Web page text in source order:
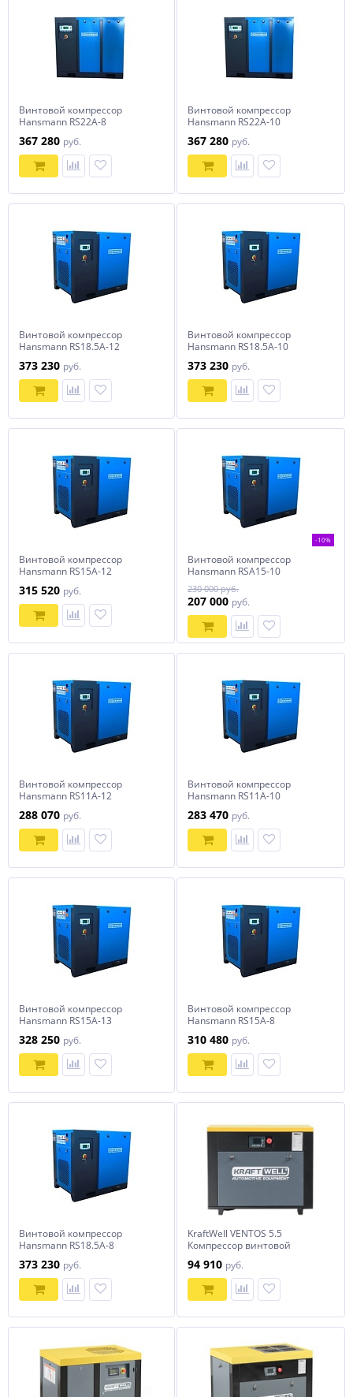
Винтовой компрессор
Hansmann RS22A-8
367 280 руб.
Винтовой компрессор
Hansmann RS22A-10
367 280 руб.
Винтовой компрессор
Hansmann RS18.5A-12
373 230 руб.
Винтовой компрессор
Hansmann RS18.5A-10
373 230 руб.
Винтовой компрессор
Hansmann RS15A-12
315 520 руб.
-10%
Винтовой компрессор
Hansmann RSA15-10
230 000 руб.
207 000 руб.
Винтовой компрессор
Hansmann RS11A-12
288 070 руб.
Винтовой компрессор
Hansmann RS11A-10
283 470 руб.
Винтовой компрессор
Hansmann RS15А-13
328 250 руб.
Винтовой компрессор
Hansmann RS15A-8
310 480 руб.
Винтовой компрессор
Hansmann RS18.5A-8
373 230 руб.
KraftWell VENTOS 5.5
Компрессор винтовой
94 910 руб.